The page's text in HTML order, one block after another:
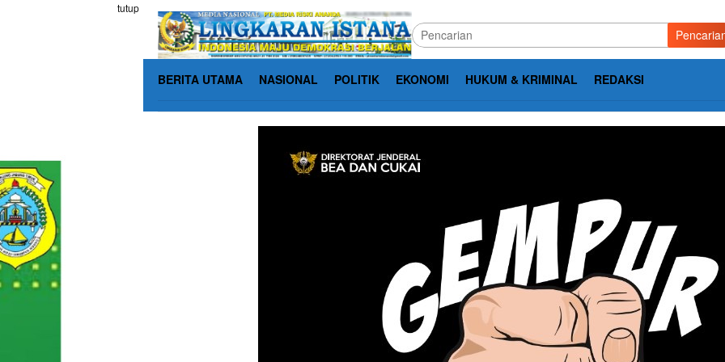
tutup
BERITA UTAMA NASIONAL POLITIK EKONOMI HUKUM & KRIMINAL REDAKSI